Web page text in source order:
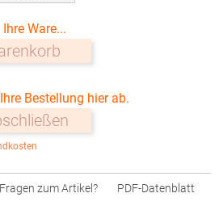
Ware...
Bestellung hier ab.
Fragen zum Artikel? PDF-Datenblatt